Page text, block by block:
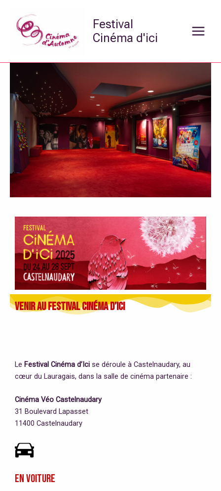
contenu
Festival
Cinéma d'ici
Menu
VENIR au Festival Cinéma d’Ici
Le Festival Cinéma d’Ici se déroule à Castelnaudary, au
cœur du Lauragais, dans la salle de cinéma partenaire :
Cinéma Véo Castelnaudary
31 Boulevard Lapasset
11400 Castelnaudary
En voiture